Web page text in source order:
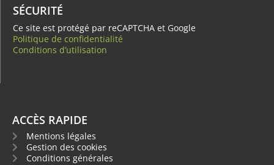
SÉCURITÉ
Ce site est protégé par reCAPTCHA et Google
Politique de confidentialité
Conditions d’utilisation
ACCÈS RAPIDE
Mentions légales
Gestion des cookies
Conditions générales